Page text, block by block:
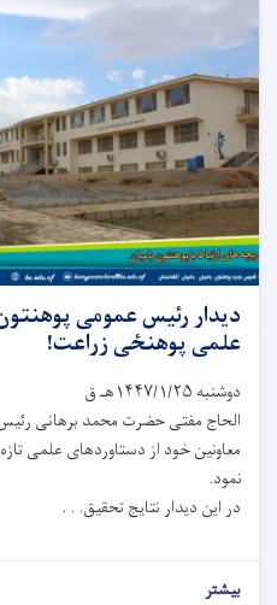
دیدار رئیس عمومی
علمی پوهنځی زراعت!
دوشنبه ۱۴۴۷/۱/۲۵هـ ق
الحاج مفتی حضرت محمد برهانی
معاونین خود از دستاوردهای علمی
نمود.
در این دیدار نتایج تحقیق. . .
بیشتر